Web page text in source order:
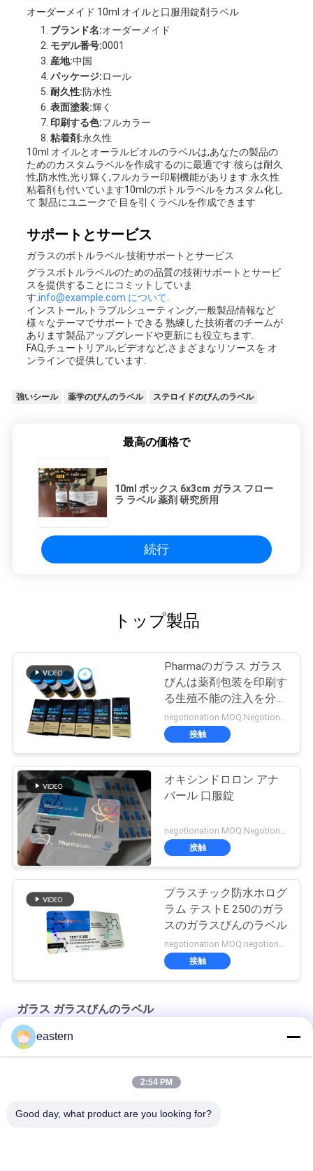
オーダーメイド 10ml オイルと口服用錠剤ラベル
ブランド名:オーダーメイド
モデル番号:0001
産地:中国
パッケージ:ロール
耐久性:防水性
表面塗装:輝く
印刷する色:フルカラー
粘着剤:永久性
10ml オイルとオーラルビオルのラベルは,あなたの製品の
ためのカスタムラベルを作成するのに最適です.彼らは耐久
性,防水性,光り輝く,フルカラー印刷機能があります.永久性
粘着剤も付いています10mlのボトルラベルをカスタム化し
て 製品にユニークで 目を引くラベルを作成できます
サポートとサービス
ガラスのボトルラベル 技術サポートとサービス
グラスボトルラベルのための品質の技術サポートとサービ
スを提供することにコミットしていま
す. info@example.com について
インストール,トラブルシューティング,一般製品情報など
様々なテーマでサポートできる 熟練した技術者のチームが
あります製品アップグレードや更新にも役立ちます.
FAQ,チュートリアル,ビデオなど,さまざまなリソースを オ
ンラインで提供しています.
強いシール 薬学のびんのラベル ステロイドのびんのラベル
最高の価格で
10ml ボックス 6x3cm ガラス フロー
ラ ラベル 薬剤 研究所用
続行
トップ製品
Pharmaのガラス ガラス
びんは薬剤包装を印刷す
る生殖不能の注入を分類
します
negotionation MOQ:Negotionation
接触
オキシンドロロン アナ
バール 口服錠
negotionation MOQ:Negotionation
接触
プラスチック防水ホログ
ラム テストE 250のガラ
スのガラスびんのラベル
negotionation MOQ:negotionation
接触
ガラス ガラスびんのラベル
ソマトロピン HG 176-191 2mlx10 ラベル付きガラスバイアル
フルセットのPaer Instrutionが付いているトレンアセテートバ
レーザー PET 10ml テスト エナント酸ガラス バイアル ラベル
eastern
2:54 PM
Good day, what product are you looking for?